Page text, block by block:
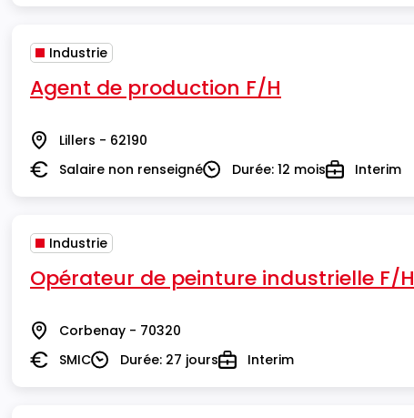
Industrie
Agent de production F/H
Lieu Lillers - 62190
SalaireSalaire non renseignéDuréeDurée: 12 moisTypeInterim
Industrie
Opérateur de peinture industrielle F/H
Lieu Corbenay - 70320
Salaire
SMICDuréeDurée: 27 joursTypeInterim